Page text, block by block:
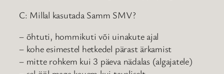
C: Millal kasutada Samm SMV?
– õhtuti, hommikuti või uinakute ajal
– kohe esimestel hetkedel pärast ärkamist
– mitte rohkem kui 3 päeva nädalas (algajatele)